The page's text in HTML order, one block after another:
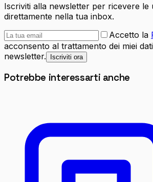
Iscriviti alla newsletter per ricevere le
direttamente nella tua inbox.
Accetto la
acconsento al trattamento dei miei
newsletter.
Iscriviti ora
Potrebbe interessarti anche